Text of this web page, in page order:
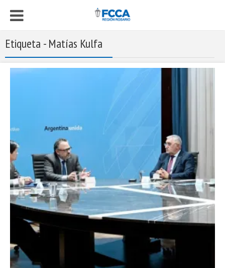
Etiqueta - Matías Kulfa